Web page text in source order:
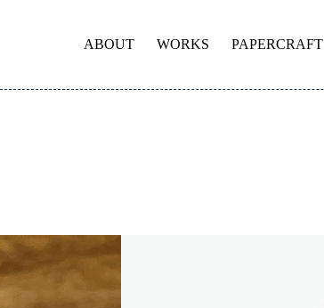
ABOUT WORKS PAPERCRAFT